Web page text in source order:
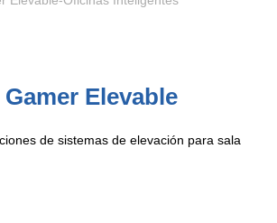
Elevable
de sistemas de elevación para sala